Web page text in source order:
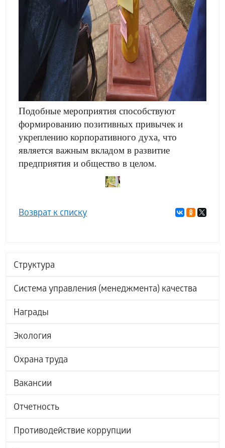
Структура
Система управления (менеджмента) качества
Награды
Экология
Охрана труда
Вакансии
Отчетность
Противодействие коррупции
Подобные мероприятия способствуют
формированию позитивных привычек и
укреплению корпоративного духа, что
является важным вкладом в развитие
предприятия и общество в целом.
Возврат к списку